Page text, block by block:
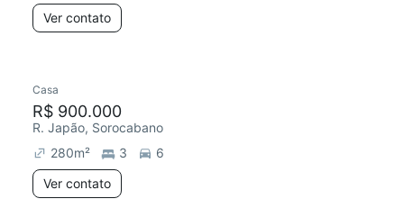
Ver contato
Chegou este mês
Casa
R$ 900.000
R. Japão, Sorocabano
280m² 3
6
Ver contato